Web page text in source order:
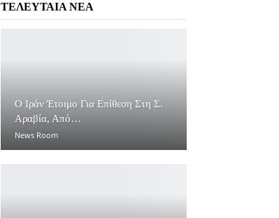
ΤΕΛΕΥΤΑΙΑ ΝΕΑ
O Ιράν Έτοιμο Για Επίθεση Στη Σ.
Αραβία, Από…
News Room